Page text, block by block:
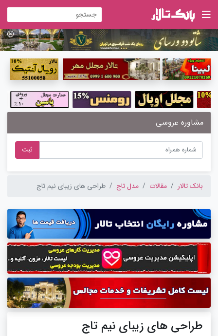
مشاوره عروسی
ثبت
بانک تالار مقالات مدل تاج طراحی های زیبای نیم تاج
طراحی های زیبای نیم تاج